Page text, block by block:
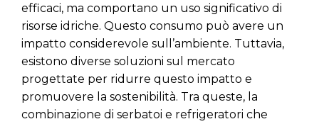
efficaci, ma comportano un uso significativo di
risorse idriche. Questo consumo può avere un
impatto considerevole sull’ambiente. Tuttavia,
esistono diverse soluzioni sul mercato
progettate per ridurre questo impatto e
promuovere la sostenibilità. Tra queste, la
combinazione di serbatoi e refrigeratori che